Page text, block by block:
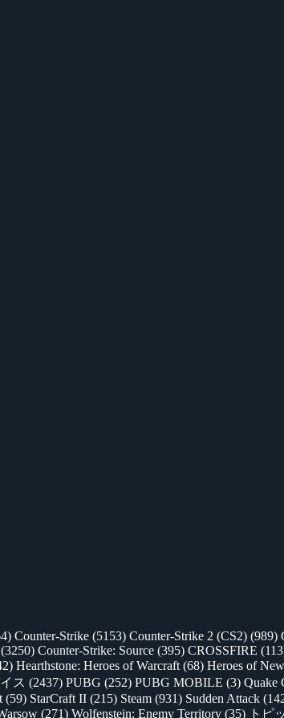
Counter-Strike (5153) Counter-Strike 2 (CS2) (989)
(3250) Counter-Strike: Source (395) CROSSFIRE
Hearthstone: Heroes of Warcraft (68) Heroes of
ス (2437) PUBG (252) PUBG MOBILE (3) Quake
(59) StarCraft II (215) Steam (931) Sudden Attack
(271) Wolfenstein: Enemy Territory (35) トピ